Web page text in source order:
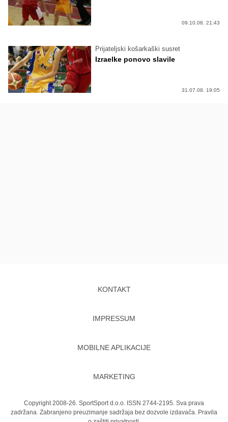
09.10.08. 21:43
Prijateljski košarkaški susret
Izraelke ponovo slavile
31.07.08. 19:05
KONTAKT
IMPRESSUM
MOBILNE APLIKACIJE
MARKETING
Copyright 2008-26. SportSport d.o.o. ISSN 2744-2195. Sva prava
zadržana. Zabranjeno preuzimanje sadržaja bez dozvole izdavača. Pravila